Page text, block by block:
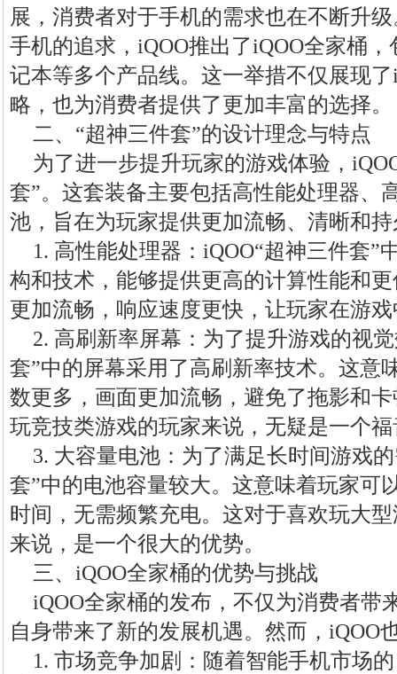
展，消费者对于手机的需求也在不断升
手机的追求，iQOO推出了iQOO全家桶
记本等多个产品线。这一举措不仅展现
略，也为消费者提供了更加丰富的选择。
二、“超神三件套”的设计理念与特点
为了进一步提升玩家的游戏体验，
套”。这套装备主要包括高性能处理器、
池，旨在为玩家提供更加流畅、清晰和
1. 高性能处理器：iQOO“超神三件套”
构和技术，能够提供更高的计算性能和
更加流畅，响应速度更快，让玩家在游
2. 高刷新率屏幕：为了提升游戏的视
套”中的屏幕采用了高刷新率技术。这意
数更多，画面更加流畅，避免了拖影和
玩竞技类游戏的玩家来说，无疑是一个
3. 大容量电池：为了满足长时间游戏
套”中的电池容量较大。这意味着玩家可
时间，无需频繁充电。这对于喜欢玩大
来说，是一个很大的优势。
三、iQOO全家桶的优势与挑战
iQOO全家桶的发布，不仅为消费者带
自身带来了新的发展机遇。然而，iQOO
1. 市场竞争加剧：随着智能手机市场